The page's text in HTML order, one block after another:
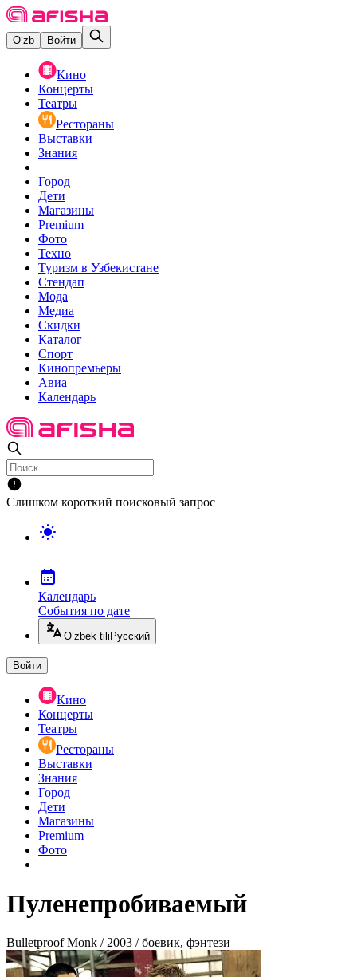
O‘zb Войти
Кино
Концерты
Театры
Рестораны
Выставки
Знания
Город
Дети
Магазины
Premium
Фото
Техно
Туризм в Узбекистане
Стендап
Мода
Медиа
Скидки
Каталог
Спорт
Кинопремьеры
Авиа
Календарь
Слишком короткий поисковый запрос
Календарь
События по дате
O’zbek tili Русский
Войти
Кино
Концерты
Театры
Рестораны
Выставки
Знания
Город
Дети
Магазины
Premium
Фото
Пуленепробиваемый
Bulletproof Monk / 2003 / боевик, фэнтези